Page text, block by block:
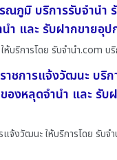
ณภูมิ บริการรับจำนำ
ำ และ รับฝากขายอุ
บริการโดย รับจํานํา.com บ
าชการแจ้งวัฒนะ บริก
งหลุดจำนำ และ รับ
แจ้งวัฒนะ ให้บริการโดย รับจํ